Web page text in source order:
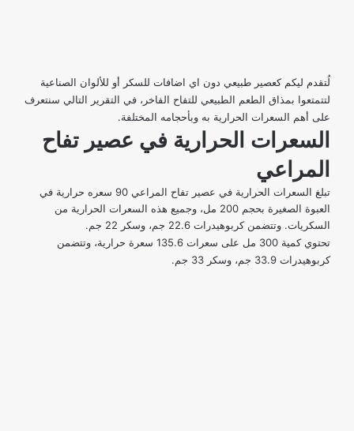
لُتقدم ليكم كعصير طبيعي دون اي اضافات للسكر أو للألوان الصناعية
لتتمتعوا بمذاق الطعم الطبيعي للتفاح الفاخر، في التقرير التالي سنتعرف
على أهم السعرات الحرارية به وبأحجامه المختلفة.
السعرات الحرارية في عصير تفاح
المراعي
تبلغ السعرات الحرارية في عصير تفاح المراعي 90 سعره حرارية في
العبوة الصغيرة بحجم 200 مل، وجميع هذه السعرات الحرارية من
السكريات. وتتضمن كربوهيدرات 22.6 جم، وسكر 22 جم.
تحتوي كمية 300 مل على سعرات 135.6 سعرة حرارية، وتتضمن
كربوهيدرات 33.9 جم، وسكر 33 جم.